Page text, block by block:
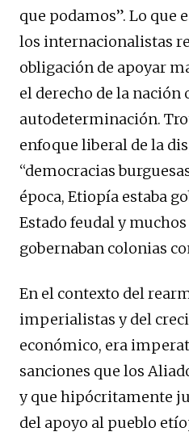
que podamos”. Lo que
los internacionalistas
obligación de apoyar
el derecho de la
autodeterminación.
enfoque liberal de la
“democracias
época, Etiopía estaba
Estado feudal y
gobernaban colonias
En el contexto del
imperialistas y del
económico, era
sanciones que los
y que hipócritamente
del apoyo al pueblo